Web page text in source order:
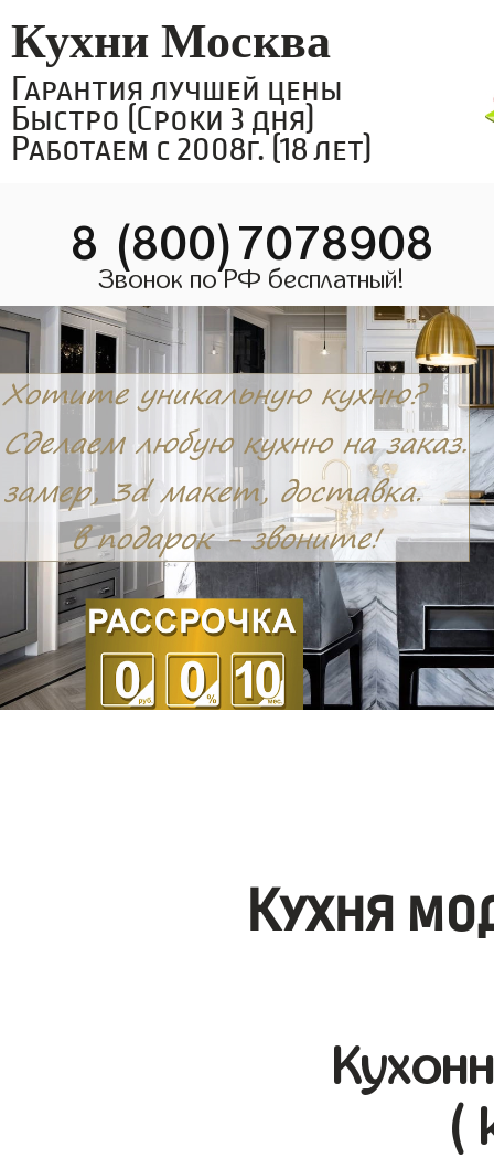
Кухни Москва
Гарантия лучшей цены
Быстро (Сроки 3 дня)
Работаем с 2008г. (18 лет)
8 (800)7078908
Звонок по РФ бесплатный!
Кухня
(